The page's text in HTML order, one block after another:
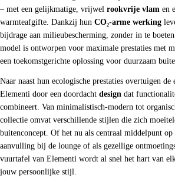
– met een gelijkmatige, vrijwel rookvrije vlam en
warmteafgifte. Dankzij hun CO₂-arme werking
bijdrage aan milieubescherming, zonder in te
model is ontworpen voor maximale prestaties met
een toekomstgerichte oplossing voor duurzaam
Naar naast hun ecologische prestaties overtuigen de
Elementi door een doordacht design dat
combineert. Van minimalistisch-modern tot
collectie omvat verschillende stijlen die zich
buitenconcept. Of het nu als centraal middelpunt
aanvulling bij de lounge of als gezellige
vuurtafel van Elementi wordt al snel het hart van
jouw persoonlijke stijl.